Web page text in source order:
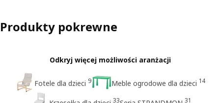
Produkty pokrewne
Odkryj więcej możliwości aranżacji
Fotele dla dzieci 9 Meble ogrodowe dla dzieci 14
33 31